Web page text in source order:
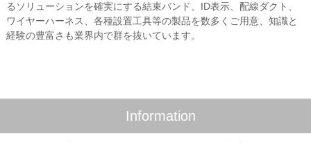
るソリューションを確実にする結束バンド、ID表示、配線ダクト、
ワイヤーハーネス、各種設置工具等の製品を数多くご用意、知識と
経験の豊富さも業界内で群を抜いています。
Information